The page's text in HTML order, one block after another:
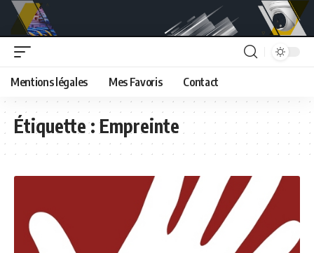
Mentions légales Mes Favoris Contact
Étiquette :Empreinte